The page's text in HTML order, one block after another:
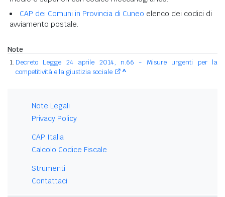
CAP dei Comuni in Provincia di Cuneo elenco dei codici di
avviamento postale.
Note
Decreto Legge 24 aprile 2014, n.66 - Misure urgenti per la
competitività e la giustizia sociale
^
Note Legali
Privacy Policy
CAP Italia
Calcolo Codice Fiscale
Strumenti
Contattaci